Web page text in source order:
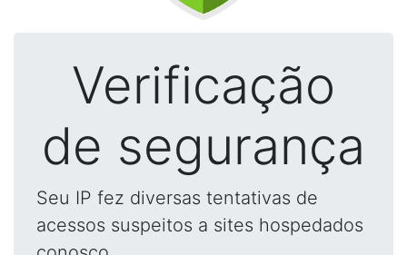
Verificação
de segurança
Seu IP fez diversas tentativas de
acessos suspeitos a sites hospedados